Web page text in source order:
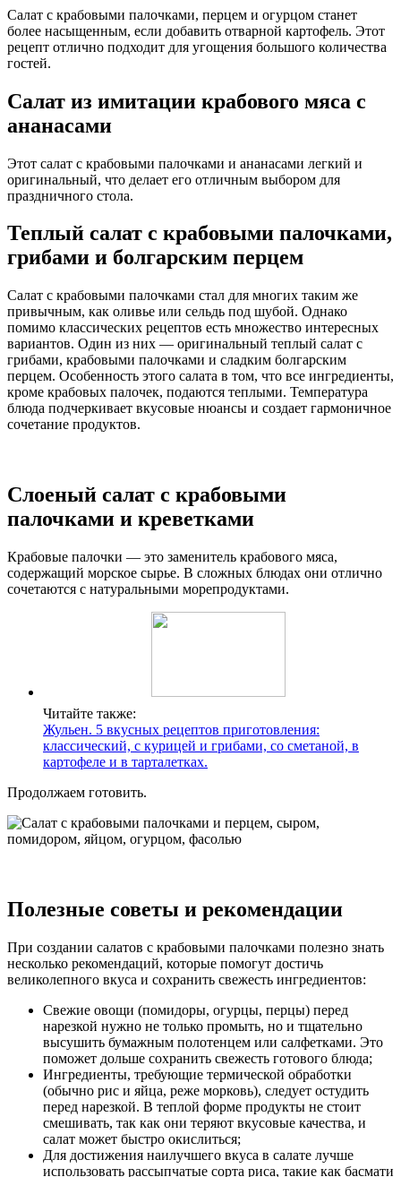
Салат с крабовыми палочками, перцем и огурцом станет
более насыщенным, если добавить отварной картофель. Этот
рецепт отлично подходит для угощения большого количества
гостей.
Салат из имитации крабового мяса с
ананасами
Этот салат с крабовыми палочками и ананасами легкий и
оригинальный, что делает его отличным выбором для
праздничного стола.
Теплый салат с крабовыми палочками,
грибами и болгарским перцем
Салат с крабовыми палочками стал для многих таким же
привычным, как оливье или сельдь под шубой. Однако
помимо классических рецептов есть множество интересных
вариантов. Один из них — оригинальный теплый салат с
грибами, крабовыми палочками и сладким болгарским
перцем. Особенность этого салата в том, что все ингредиенты,
кроме крабовых палочек, подаются теплыми. Температура
блюда подчеркивает вкусовые нюансы и создает гармоничное
сочетание продуктов.
Слоеный салат с крабовыми
палочками и креветками
Крабовые палочки — это заменитель крабового мяса,
содержащий морское сырье. В сложных блюдах они отлично
сочетаются с натуральными морепродуктами.
Читайте также:
Жульен. 5 вкусных рецептов приготовления:
классический, с курицей и грибами, со сметаной, в
картофеле и в тарталетках.
Продолжаем готовить.
Полезные советы и рекомендации
При создании салатов с крабовыми палочками полезно знать
несколько рекомендаций, которые помогут достичь
великолепного вкуса и сохранить свежесть ингредиентов:
Свежие овощи (помидоры, огурцы, перцы) перед
нарезкой нужно не только промыть, но и тщательно
высушить бумажным полотенцем или салфетками. Это
поможет дольше сохранить свежесть готового блюда;
Ингредиенты, требующие термической обработки
(обычно рис и яйца, реже морковь), следует остудить
перед нарезкой. В теплой форме продукты не стоит
смешивать, так как они теряют вкусовые качества, и
салат может быстро окислиться;
Для достижения наилучшего вкуса в салате лучше
использовать рассыпчатые сорта риса, такие как басмати